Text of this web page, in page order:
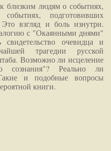
близким людям о событиях,
подготовивших
взгляд и боль изнутри.
с "Окаянными днями"
очевидца и
трагедии русской
Возможно ли исцеление
сознания"? Реально ли
и подобные вопросы
книги.